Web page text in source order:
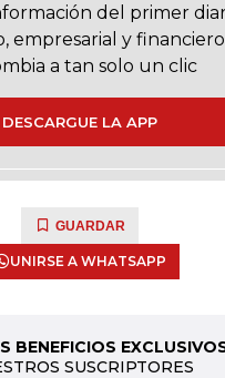
del primer
empresarial y
a tan solo un clic
DESCARGUE LA APP
GUARDAR
UNIRSE A WHATSAPP
BENEFICIOS
SUSCRIPTORES